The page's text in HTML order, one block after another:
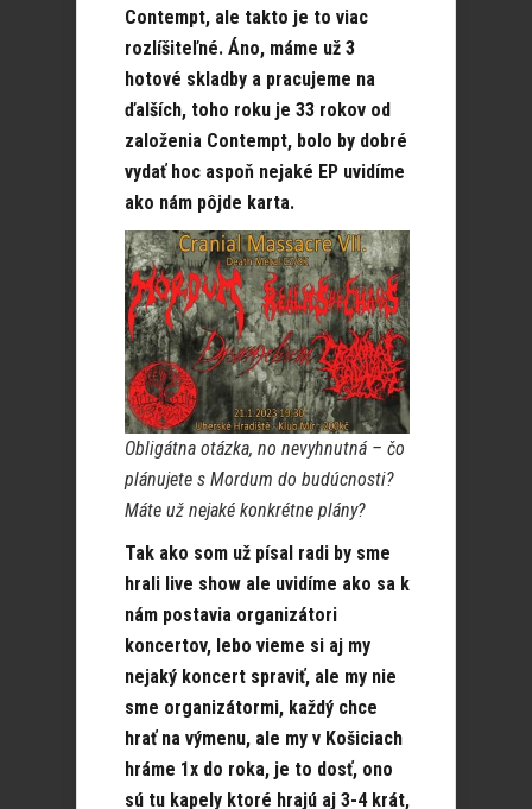
Contempt, ale takto je to viac
rozlíšiteľné. Áno, máme už 3
hotové skladby a pracujeme na
ďalších, toho roku je 33 rokov od
založenia Contempt, bolo by dobré
vydať hoc aspoň nejaké EP uvidíme
ako nám pôjde karta.
Obligátna otázka, no nevyhnutná – čo
plánujete s Mordum do budúcnosti?
Máte už nejaké konkrétne plány?
Tak ako som už písal radi by sme
hrali live show ale uvidíme ako sa k
nám postavia organizátori
koncertov, lebo vieme si aj my
nejaký koncert spraviť, ale my nie
sme organizátormi, každý chce
hrať na výmenu, ale my v Košiciach
hráme 1x do roka, je to dosť, ono
sú tu kapely ktoré hrajú aj 3-4 krát,